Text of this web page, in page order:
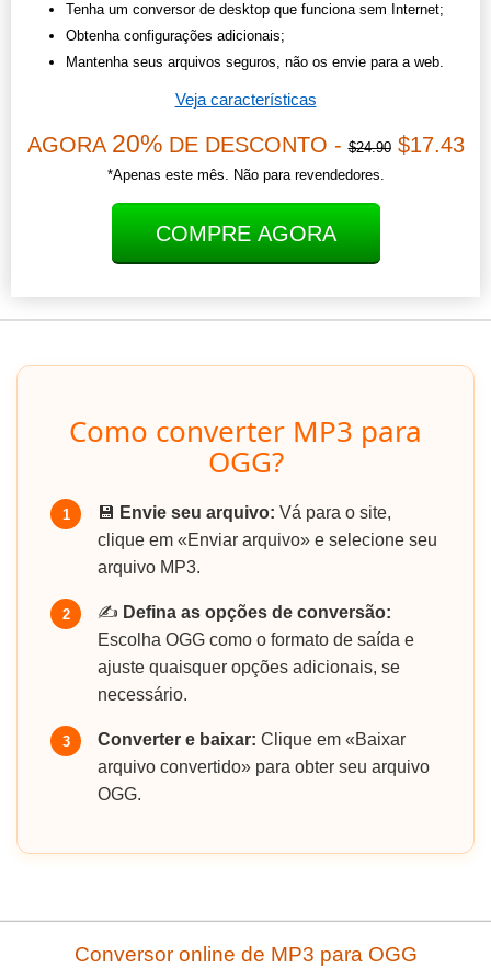
Tenha um conversor de desktop que funciona sem Internet;
Obtenha configurações adicionais;
Mantenha seus arquivos seguros, não os envie para a web.
Veja características
AGORA 20%DE DESCONTO -$24.90$17.43
*Apenas este mês. Não para revendedores.
COMPRE AGORA
Como converter MP3 para
OGG?
1 💾 Envie seu arquivo: Vá para o site,
clique em «Enviar arquivo» e selecione seu
arquivo MP3.
2 ✍️ Defina as opções de conversão:
Escolha OGG como o formato de saída e
ajuste quaisquer opções adicionais, se
necessário.
3 Converter e baixar: Clique em «Baixar
arquivo convertido» para obter seu arquivo
OGG.
Conversor online de MP3 para OGG